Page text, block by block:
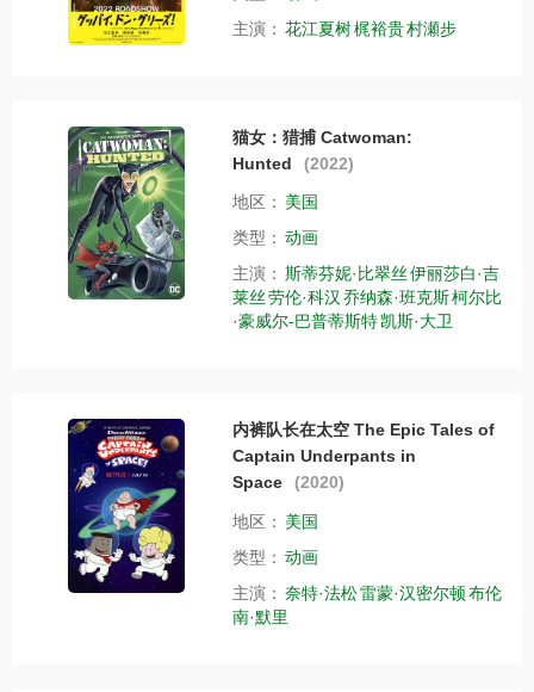
主演： 花江夏树梶裕贵村瀬步
猫女：猎捕 Catwoman:
Hunted
(2022)
地区： 美国
类型： 动画
主演： 斯蒂芬妮·比翠丝伊丽莎白·吉
莱丝劳伦·科汉 乔纳森·班克斯柯尔比
·豪威尔-巴普蒂斯特凯斯·大卫
内裤队长在太空 The Epic Tales of
Captain Underpants in
Space
(2020)
地区： 美国
类型： 动画
主演： 奈特·法松雷蒙·汉密尔顿布伦
南·默里